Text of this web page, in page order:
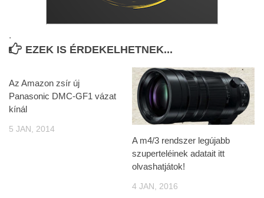
.
EZEK IS ÉRDEKELHETNEK...
Az Amazon zsír új
Panasonic DMC-GF1 vázat
kínál
5 JAN, 2014
A m4/3 rendszer legújabb
szuperteléinek adatait itt
olvashatjátok!
4 JAN, 2016